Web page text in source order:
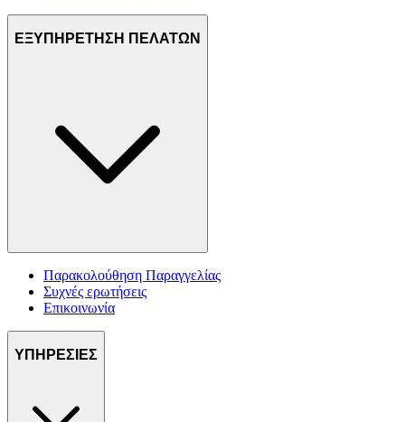
ΕΞΥΠΗΡΕΤΗΣΗ ΠΕΛΑΤΩΝ
Παρακολούθηση Παραγγελίας
Συχνές ερωτήσεις
Επικοινωνία
ΥΠΗΡΕΣΙΕΣ